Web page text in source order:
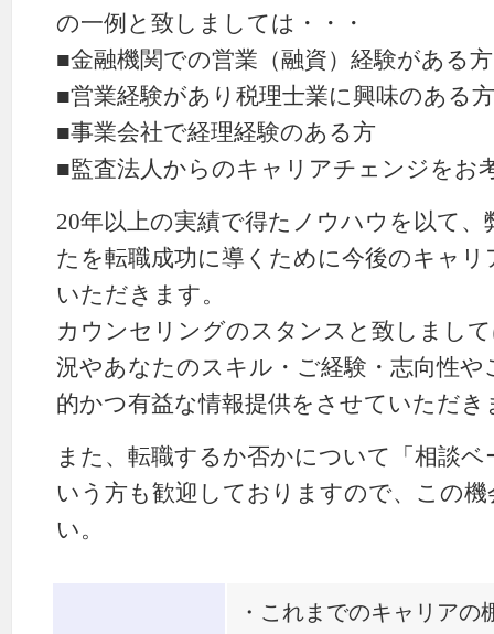
の一例と致しましては・・・
■金融機関での営業（融資）経験がある方
■営業経験があり税理士業に興味のある方
■事業会社で経理経験のある方
■監査法人からのキャリアチェンジをお
20年以上の実績で得たノウハウを以て
たを転職成功に導くために今後のキャ
いただきます。
カウンセリングのスタンスと致しまし
況やあなたのスキル・ご経験・志向性や
的かつ有益な情報提供をさせていただき
また、転職するか否かについて「相談
いう方も歓迎しておりますので、この
い。
・これまでのキャリアの